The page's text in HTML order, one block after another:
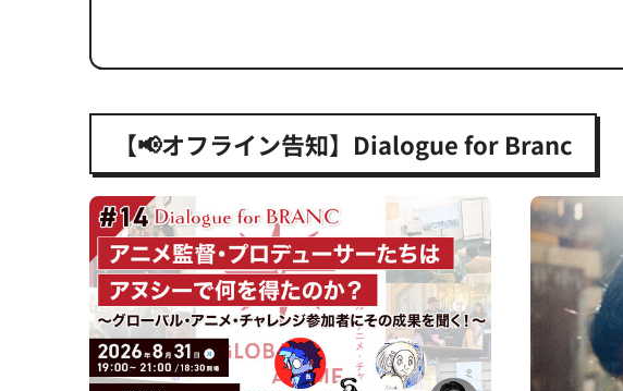
【📢オフライン告知】Dialogue for Branc